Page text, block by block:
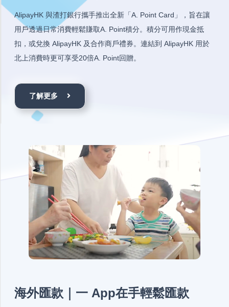
AlipayHK 與渣打銀行攜手推出全新「A. Point Card」，旨在讓
用戶透過日常消費輕鬆賺取A. Point積分。積分可用作現金抵
扣，或兌換 AlipayHK 及合作商戶禮券。連結到 AlipayHK 用於
北上消費時更可享受20倍A. Point回贈。
了解更多
海外匯款｜一 App在手輕鬆匯款